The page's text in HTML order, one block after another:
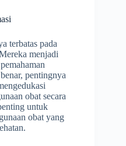
terbatas pada
menjadi
pentingnya
obat secara
untuk
obat yang